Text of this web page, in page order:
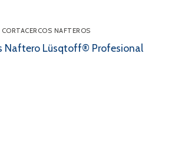
CORTACERCOS NAFTEROS
Naftero Lüsqtoff® Profesional